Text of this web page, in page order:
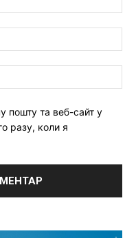
пошту та веб-сайт у
разу, коли я